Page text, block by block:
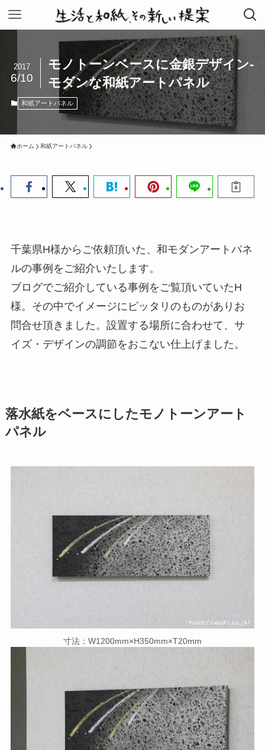
モノトーンベースに金銀デザイン‐
モダンな和紙アートパネル
2017
6/10
和紙アートパネル
ホーム 和紙アートパネル
千葉県H様からご依頼頂いた、和モダンアートパネ
ルの事例をご紹介いたします。
ブログでご紹介している事例をご覧頂いていたH
様。その中でイメージにピッタリのものがありお
問合せ頂きました。設置する場所に合わせて、サ
イズ・デザインの調節をおこない仕上げました。
落水紙をベースにしたモノトーンアート
パネル
寸法：W1200mm×H350mm×T20mm